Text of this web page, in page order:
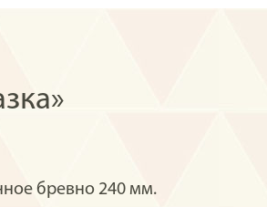
бревно 240 мм.